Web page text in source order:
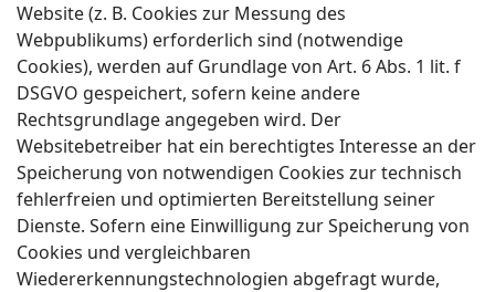
Website (z. B. Cookies zur Messung des
Webpublikums) erforderlich sind (notwendige
Cookies), werden auf Grundlage von Art. 6 Abs. 1 lit. f
DSGVO gespeichert, sofern keine andere
Rechtsgrundlage angegeben wird. Der
Websitebetreiber hat ein berechtigtes Interesse an der
Speicherung von notwendigen Cookies zur technisch
fehlerfreien und optimierten Bereitstellung seiner
Dienste. Sofern eine Einwilligung zur Speicherung von
Cookies und vergleichbaren
Wiedererkennungstechnologien abgefragt wurde,